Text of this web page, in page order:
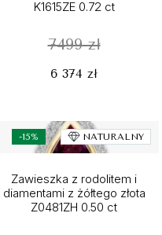
K1615ZE 0.72 ct
7499 zł
6 374 zł
-15% NATURALNY
Zawieszka z rodolitem i
diamentami z żółtego złota
Z0481ZH 0.50 ct